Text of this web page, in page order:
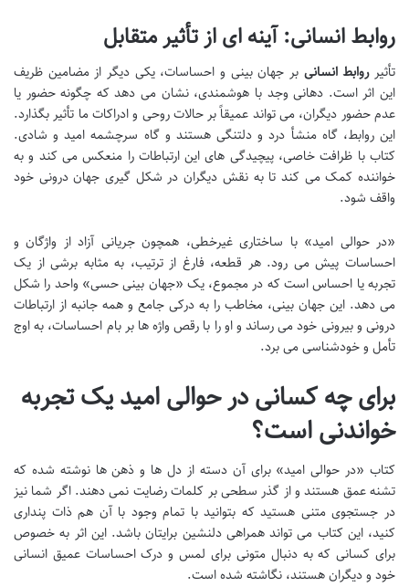
روابط انسانی: آینه ای از تأثیر متقابل
تأثیرروابط انسانی بر جهان بینی و احساسات، یکی دیگر از مضامین ظریف
این اثر است. دهانی وجد با هوشمندی، نشان می دهد که چگونه حضور یا
عدم حضور دیگران، می تواند عمیقاً بر حالات روحی و ادراکات ما تأثیر بگذارد.
این روابط، گاه منشأ درد و دلتنگی هستند و گاه سرچشمه امید و شادی.
کتاب با ظرافت خاصی، پیچیدگی های این ارتباطات را منعکس می کند و به
خواننده کمک می کند تا به نقش دیگران در شکل گیری جهان درونی خود
واقف شود.
«در حوالی امید» با ساختاری غیرخطی، همچون جریانی آزاد از واژگان و
احساسات پیش می رود. هر قطعه، فارغ از ترتیب، به مثابه برشی از یک
تجربه یا احساس است که در مجموع، یک «جهان بینی حسی» واحد را شکل
می دهد. این جهان بینی، مخاطب را به درکی جامع و همه جانبه از ارتباطات
درونی و بیرونی خود می رساند و او را با رقص واژه ها بر بام احساسات، به اوج
تأمل و خودشناسی می برد.
برای چه کسانیدر حوالی امیدیک تجربه
خواندنی است؟
کتاب «در حوالی امید» برای آن دسته از دل ها و ذهن ها نوشته شده که
تشنه عمق هستند و از گذر سطحی بر کلمات رضایت نمی دهند. اگر شما نیز
در جستجوی متنی هستید که بتوانید با تمام وجود با آن هم ذات پنداری
کنید، این کتاب می تواند همراهی دلنشین برایتان باشد. این اثر به خصوص
برای کسانی که به دنبال متونی برای لمس و درک احساسات عمیق انسانی
خود و دیگران هستند، نگاشته شده است.